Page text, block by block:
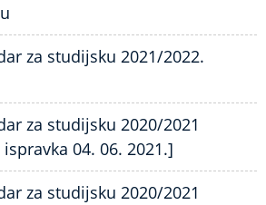
za studijsku 2021/2022.
za studijsku 2020/2021
04. 06. 2021.]
za studijsku 2020/2021